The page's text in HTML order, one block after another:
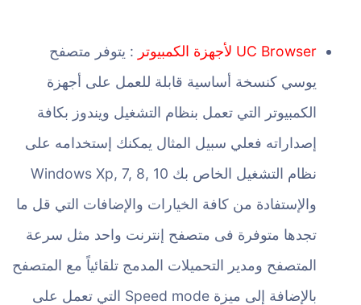
UC Browser لأجهزة الكمبيوتر
: يتوفر متصفح
يوسي كنسخة أساسية قابلة للعمل على أجهزة
الكمبيوتر التي تعمل بنظام التشغيل ويندوز بكافة
إصداراته فعلي سبيل المثال يمكنك إستخدامه على
نظام التشغيل الخاص بك Windows Xp, 7, 8, 10
والإستفادة من كافة الخيارات والإضافات التي قل ما
تجدها متوفرة فى متصفح إنترنت واحد مثل سرعة
المتصفح ومدير التحميلات المدمج تلقائياً مع المتصفح
بالإضافة إلى ميزة Speed mode التي تعمل على